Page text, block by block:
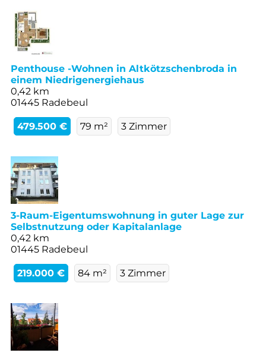
Penthouse -Wohnen in Altkötzschenbroda in
einem Niedrigenergiehaus
0,42 km
01445 Radebeul
479.500 € 79 m² 3 Zimmer
3-Raum-Eigentumswohnung in guter Lage zur
Selbstnutzung oder Kapitalanlage
0,42 km
01445 Radebeul
219.000 € 84 m² 3 Zimmer